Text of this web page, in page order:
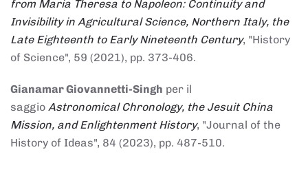
from Maria Theresa to Napoleon: Continuity and
Invisibility in Agricultural Science, Northern Italy, the
Late Eighteenth to Early Nineteenth Century, "History
of Science", 59 (2021), pp. 373-406.
Gianamar Giovannetti-Singh per il
saggio Astronomical Chronology, the Jesuit China
Mission, and Enlightenment History, "Journal of the
History of Ideas", 84 (2023), pp. 487-510.